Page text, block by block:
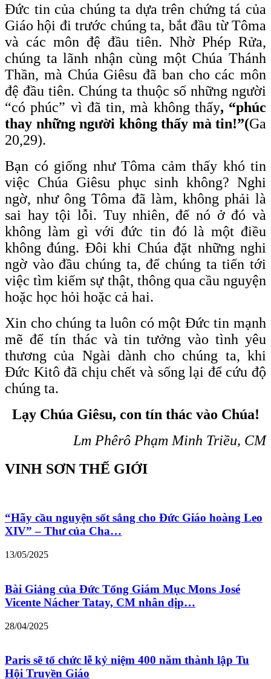
Đức tin của chúng ta dựa trên chứng tá của
Giáo hội đi trước chúng ta, bắt đầu từ Tôma
và các môn đệ đầu tiên. Nhờ Phép Rửa,
chúng ta lãnh nhận cùng một Chúa Thánh
Thần, mà Chúa Giêsu đã ban cho các môn
đệ đầu tiên. Chúng ta thuộc số những người
“có phúc” vì đã tin, mà không thấy, “phúc
thay những người không thấy mà tin!”(Ga
20,29).
Bạn có giống như Tôma cảm thấy khó tin
việc Chúa Giêsu phục sinh không? Nghi
ngờ, như ông Tôma đã làm, không phải là
sai hay tội lỗi. Tuy nhiên, để nó ở đó và
không làm gì với đức tin đó là một điều
không đúng. Đôi khi Chúa đặt những nghi
ngờ vào đầu chúng ta, để chúng ta tiến tới
việc tìm kiếm sự thật, thông qua cầu nguyện
hoặc học hỏi hoặc cả hai.
Xin cho chúng ta luôn có một Đức tin mạnh
mẽ để tín thác và tin tưởng vào tình yêu
thương của Ngài dành cho chúng ta, khi
Đức Kitô đã chịu chết và sống lại để cứu độ
chúng ta.
Lạy Chúa Giêsu, con tín thác vào Chúa!
Lm Phêrô Phạm Minh Triều, CM
VINH SƠN THẾ GIỚI
“Hãy cầu nguyện sốt sắng cho Đức Giáo hoàng Leo
XIV” – Thư của Cha…
13/05/2025
Bài Giảng của Đức Tổng Giám Mục Mons José
Vicente Nácher Tatay, CM nhân dịp…
28/04/2025
Paris sẽ tổ chức lễ kỷ niệm 400 năm thành lập Tu
Hội Truyền Giáo